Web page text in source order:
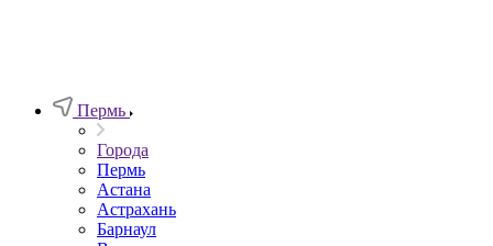
Пермь
Города
Пермь
Астана
Астрахань
Барнаул